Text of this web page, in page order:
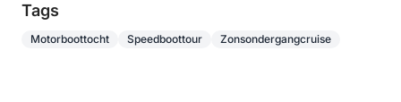
Tags
Motorboottocht Speedboottour Zonsondergangcruise